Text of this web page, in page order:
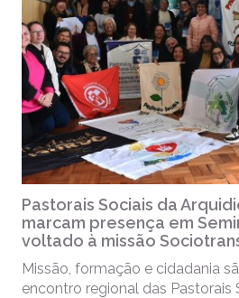
Pastorais Sociais da
marcam presença em
voltado à missão
Missão, formação e cidadania
encontro regional das Pastorais